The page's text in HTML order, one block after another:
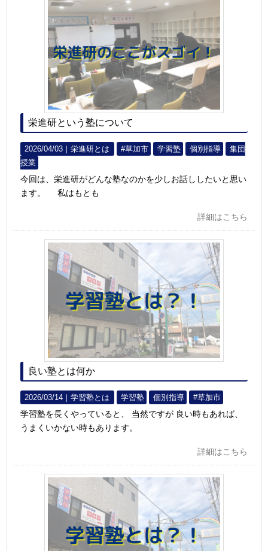
栄進研という塾について
2026/04/03｜栄進研とは #草加市 学習塾 個別指導
集団
授業
今回は、栄進研がどんな塾なのかを少しお話ししたいと思い
ます。 私はもとも
詳細はこちら
良い塾とは何か
2026/03/14｜学習塾とは 学習塾 個別指導 #草加市
学習塾を長くやっていると、 当然ですが 良い時もあれば、
うまくいかない時もあります。
詳細はこちら